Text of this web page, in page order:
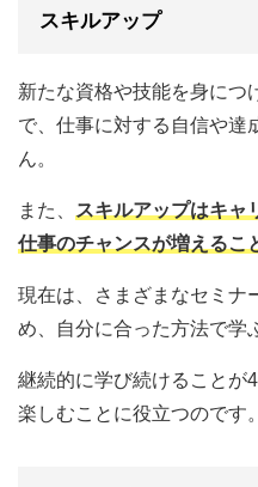
スキルアップ
新たな資格や技能を身につ
で、仕事に対する自信や達
ん。
また、
スキルアップはキャ
仕事のチャンスが増えるこ
現在は、さまざまなセミナ
め、自分に合った方法で学
継続的に学び続けることが
楽しむことに役立つのです。